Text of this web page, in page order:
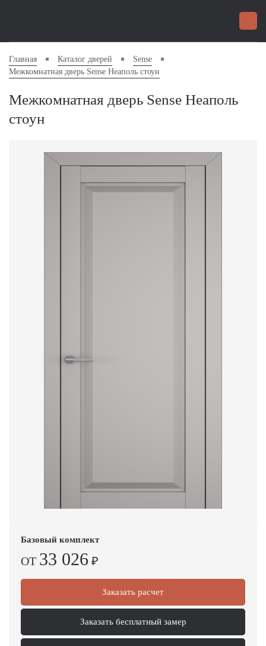
Главная Каталог дверей
Sense
Межкомнатная дверь Sense Неаполь стоун
Межкомнатная дверь Sense Неаполь
стоун
Базовый комплект
ОТ 33 026 ₽
Заказать расчет
Заказать бесплатный замер